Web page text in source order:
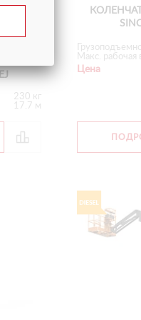
230 кг
17.7 м
Макс. рабочая
Цена